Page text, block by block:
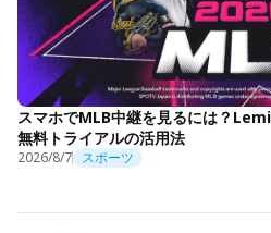
スマホでMLB中継を見るには？
無料トライアルの活用法
2026/8/7 スポーツ